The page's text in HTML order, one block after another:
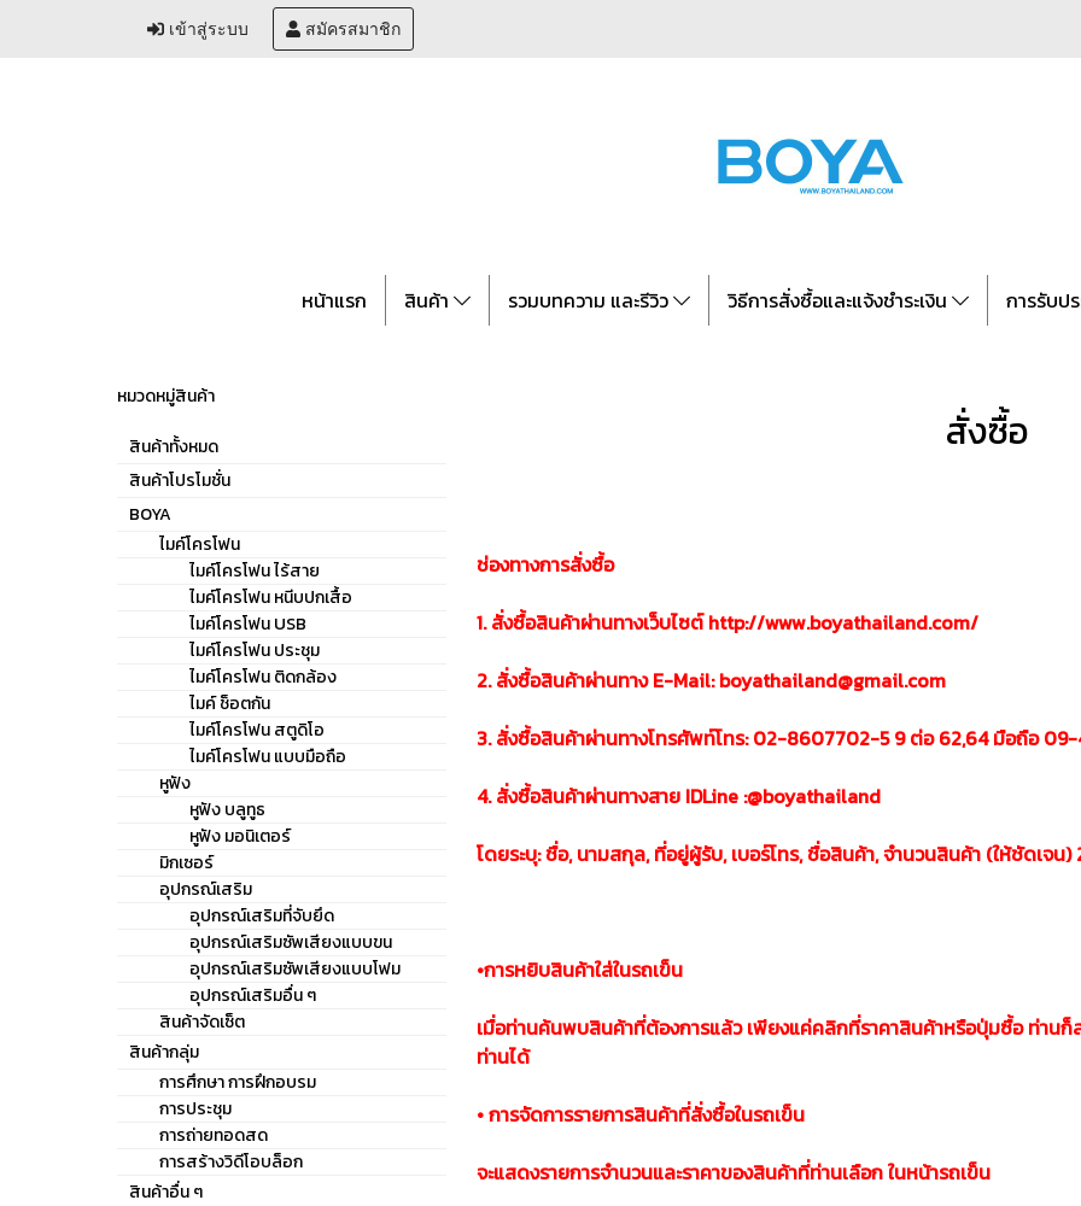
เข้าสู่ระบบ สมัครสมาชิก
หน้าแรก สินค้า รวมบทความ และรีวิว วิธีการสั่งซื้อและแจ้งชำระเงิน การรับป
สั่งซื้อ
ช่องทางการสั่งซื้อ
1. สั่งซื้อสินค้าผ่านทางเว็บไซต์ http://www.boyathailand.com/
2. สั่งซื้อสินค้าผ่านทาง E-Mail: boyathailand@gmail.com
3. สั่งซื้อสินค้าผ่านทางโทรศัพท์โทร: 02-8607702-5 9 ต่อ 62,64 มือถือ 09-
4. สั่งซื้อสินค้าผ่านทางสาย IDLine :@boyathailand
โดยระบุ: ชื่อ, นามสกุล, ที่อยู่ผู้รับ, เบอร์โทร, ชื่อสินค้า, จำนวนสินค้า (ให้ชัดเจน)
•การหยิบสินค้าใส่ในรถเข็น
เมื่อท่านค้นพบสินค้าที่ต้องการแล้ว เพียงแค่คลิกที่ราคาสินค้าหรือปุ่มซื้อ ท่านก็
ท่านได้
• การจัดการรายการสินค้าที่สั่งซื้อในรถเข็น
จะแสดงรายการจำนวนและราคาของสินค้าที่ท่านเลือก ในหน้ารถเข็น
หมวดหมู่สินค้า
สินค้าทั้งหมด
สินค้าโปรโมชั่น
BOYA
ไมค์โครโฟน
ไมค์โครโฟน ไร้สาย
ไมค์โครโฟน หนีบปกเสื้อ
ไมค์โครโฟน USB
ไมค์โครโฟน ประชุม
ไมค์โครโฟน ติดกล้อง
ไมค์ ช็อตกัน
ไมค์โครโฟน สตูดิโอ
ไมค์โครโฟน แบบมือถือ
หูฟัง
หูฟัง บลูทูธ
หูฟัง มอนิเตอร์
มิกเซอร์
อุปกรณ์เสริม
อุปกรณ์เสริมที่จับยึด
อุปกรณ์เสริมซัพเสียงแบบขน
อุปกรณ์เสริมซัพเสียงแบบโฟม
อุปกรณ์เสริมอื่น ๆ
สินค้าจัดเซ็ต
สินค้ากลุ่ม
การศึกษา การฝึกอบรม
การประชุม
การถ่ายทอดสด
การสร้างวิดีโอบล็อก
สินค้าอื่น ๆ